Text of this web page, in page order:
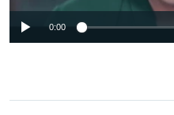
0:00